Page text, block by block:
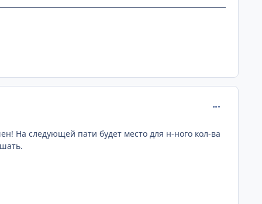
На следующей пати будет место для н-ного кол-ва